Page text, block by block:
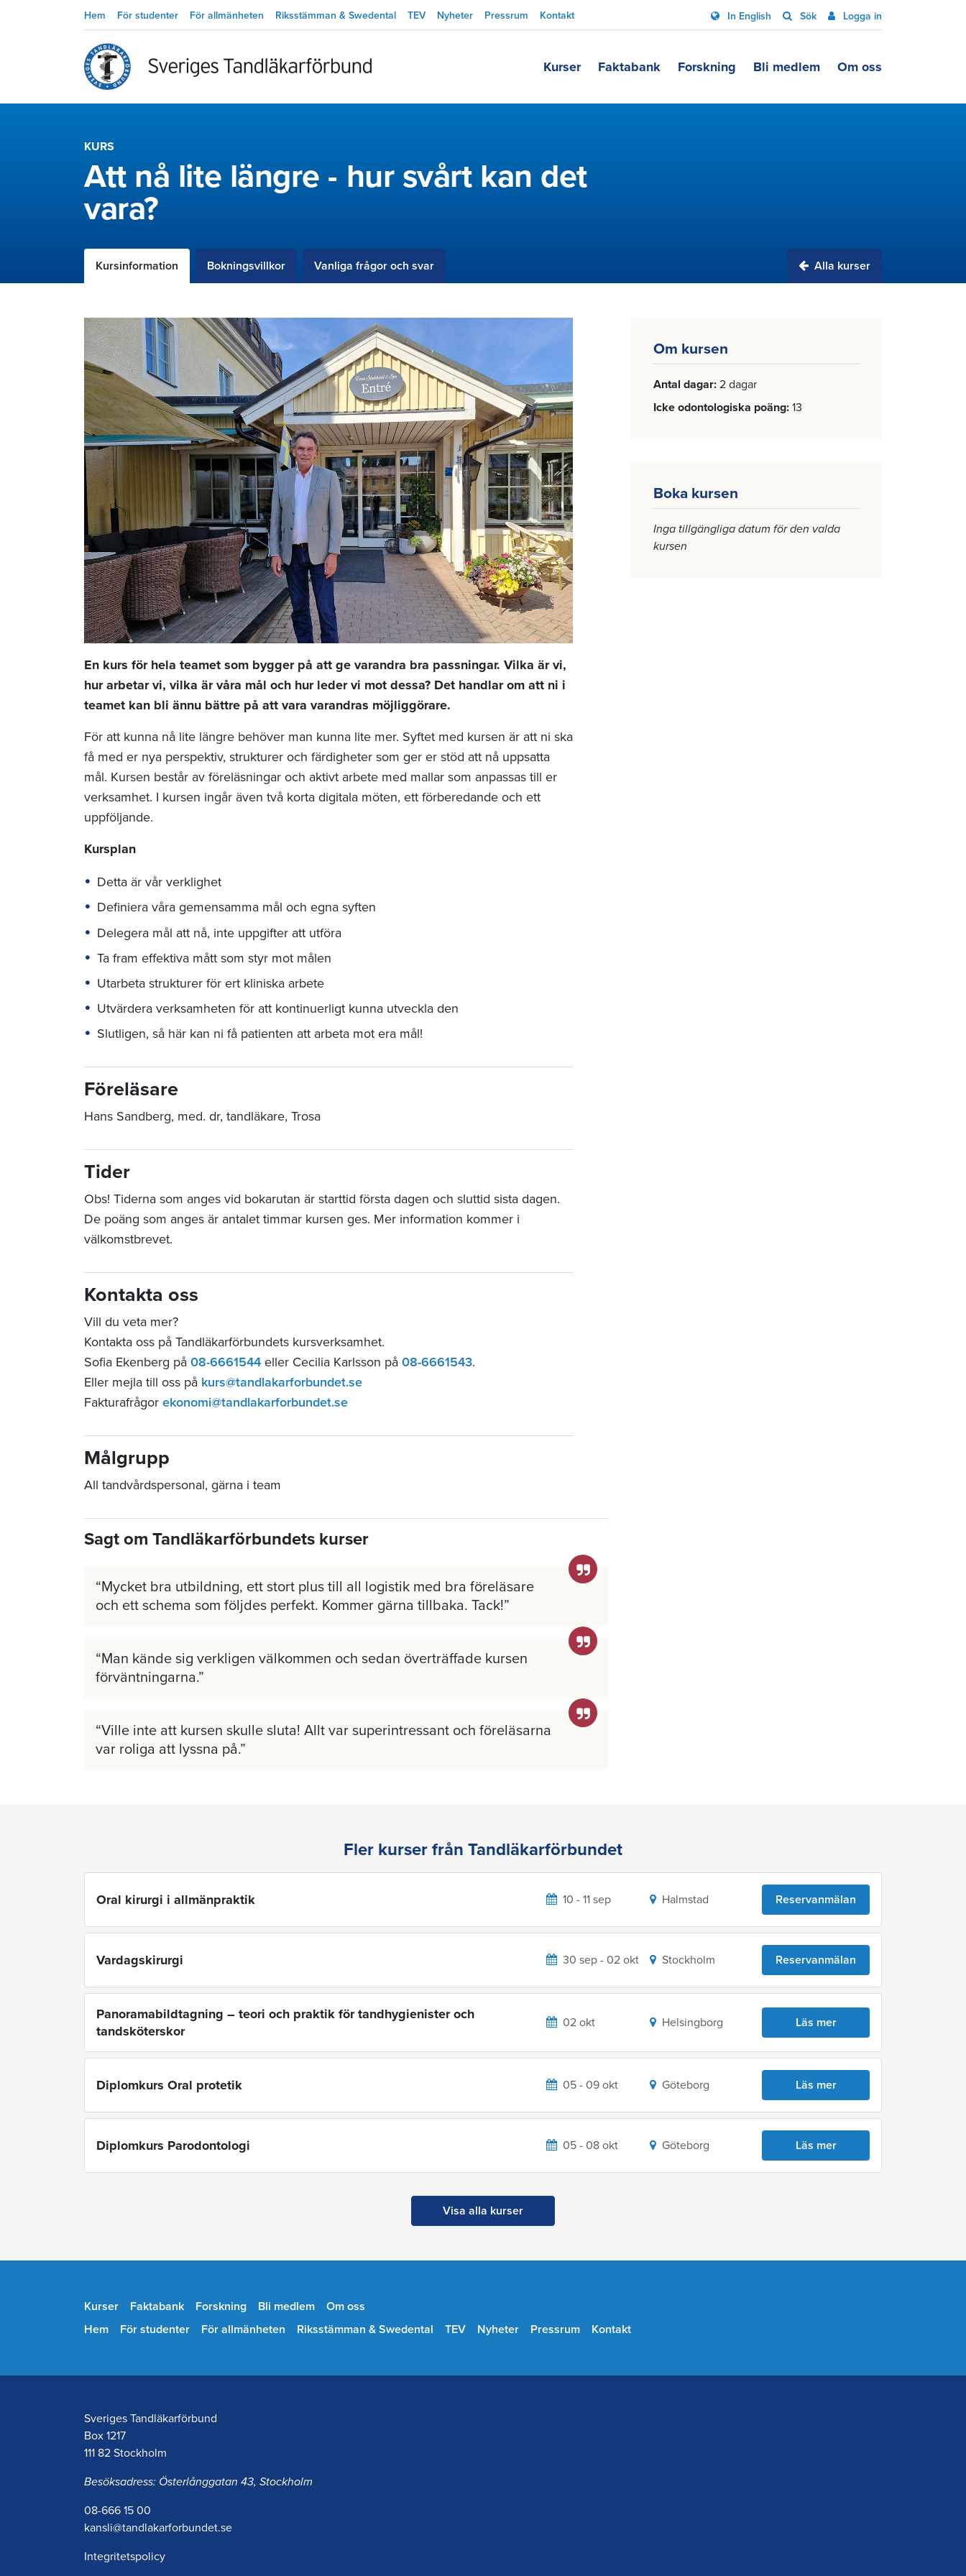
Hem För studenter För allmänheten Riksstämman & Swedental TEV Nyheter Pressrum Kontakt In English Sök Logga in
Kurser Faktabank Forskning Bli medlem Om oss
KURS
Att nå lite längre - hur svårt kan det
vara?
Kursinformation Bokningsvillkor Vanliga frågor och svar Alla kurser
Om kursen
Antal dagar 2 dagar
Icke odontologiska poäng 13
Boka kursen
Inga tillgängliga datum för den valda
kursen
En kurs för hela teamet som bygger på att ge varandra bra passningar. Vilka är vi,
hur arbetar vi, vilka är våra mål och hur leder vi mot dessa? Det handlar om att ni i
teamet kan bli ännu bättre på att vara varandras möjliggörare.
För att kunna nå lite längre behöver man kunna lite mer. Syftet med kursen är att ni ska
få med er nya perspektiv, strukturer och färdigheter som ger er stöd att nå uppsatta
mål. Kursen består av föreläsningar och aktivt arbete med mallar som anpassas till er
verksamhet. I kursen ingår även två korta digitala möten, ett förberedande och ett
uppföljande.
Kursplan
Detta är vår verklighet
Definiera våra gemensamma mål och egna syften
Delegera mål att nå, inte uppgifter att utföra
Ta fram effektiva mått som styr mot målen
Utarbeta strukturer för ert kliniska arbete
Utvärdera verksamheten för att kontinuerligt kunna utveckla den
Slutligen, så här kan ni få patienten att arbeta mot era mål!
Föreläsare
Hans Sandberg, med. dr, tandläkare, Trosa
Tider
Obs! Tiderna som anges vid bokarutan är starttid första dagen och sluttid sista dagen.
De poäng som anges är antalet timmar kursen ges. Mer information kommer i
välkomstbrevet.
Kontakta oss
Vill du veta mer?
Kontakta oss på Tandläkarförbundets kursverksamhet.
Sofia Ekenberg på 08-6661544 eller Cecilia Karlsson på 08-6661543.
Eller mejla till oss på kurs@tandlakarforbundet.se
Fakturafrågor ekonomi@tandlakarforbundet.se
Målgrupp
All tandvårdspersonal, gärna i team
Sagt om Tandläkarförbundets kurser
Mycket bra utbildning, ett stort plus till all logistik med bra föreläsare
och ett schema som följdes perfekt. Kommer gärna tillbaka. Tack!
Man kände sig verkligen välkommen och sedan överträffade kursen
förväntningarna.
Ville inte att kursen skulle sluta! Allt var superintressant och föreläsarna
var roliga att lyssna på.
Fler kurser från Tandläkarförbundet
Oral kirurgi i allmänpraktik 10 - 11 sep Halmstad Reservanmälan
Vardagskirurgi 30 sep - 02 okt Stockholm Reservanmälan
Panoramabildtagning – teori och praktik för tandhygienister och
tandsköterskor
02 okt Helsingborg Läs mer
Diplomkurs Oral protetik 05 - 09 okt Göteborg Läs mer
Diplomkurs Parodontologi 05 - 08 okt Göteborg Läs mer
Visa alla kurser
Kurser Faktabank Forskning Bli medlem
Om oss
Hem
För studenter För allmänheten Riksstämman & Swedental TEV Nyheter Pressrum Kontakt
Sveriges Tandläkarförbund
Box 1217
111 82 Stockholm
Besöksadress: Österlånggatan 43, Stockholm
08-666 15 00
kansli@tandlakarforbundet.se
Integritetspolicy